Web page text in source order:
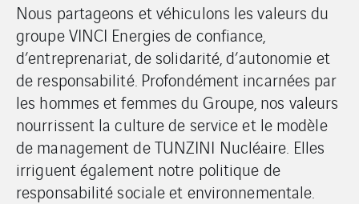
Nous partageons et véhiculons les valeurs du
groupe VINCI Energies de confiance,
d’entreprenariat, de solidarité, d’autonomie et
de responsabilité. Profondément incarnées par
les hommes et femmes du Groupe, nos valeurs
nourrissent la culture de service et le modèle
de management de TUNZINI Nucléaire. Elles
irriguent également notre politique de
responsabilité sociale et environnementale.